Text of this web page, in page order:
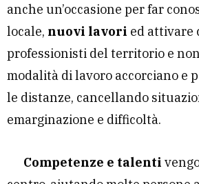
anche un’occasione per far
locale, nuovi lavori ed attivare
professionisti del territorio e
modalità di lavoro accorciano e
le distanze, cancellando
emarginazione e difficoltà.
Competenze e talenti